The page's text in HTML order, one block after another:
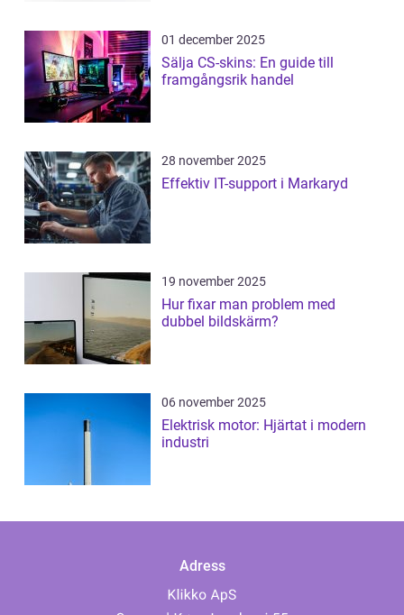
01 december 2025
Sälja CS-skins: En guide till
framgångsrik handel
28 november 2025
Effektiv IT-support i Markaryd
19 november 2025
Hur fixar man problem med
dubbel bildskärm?
06 november 2025
Elektrisk motor: Hjärtat i modern
industri
Adress